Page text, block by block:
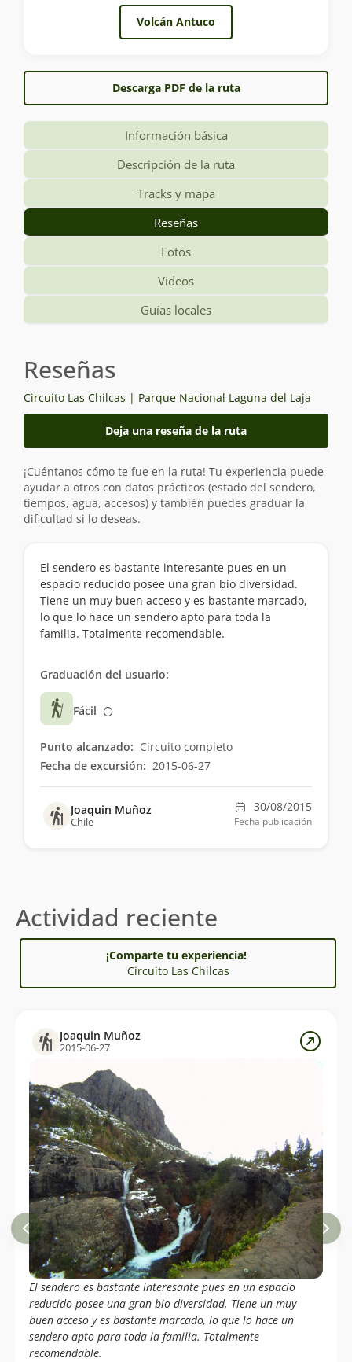
Volcán Antuco
Descarga PDF de la ruta
Información básica
Descripción de la ruta
Tracks y mapa
Reseñas
Fotos
Videos
Guías locales
Reseñas
Circuito Las Chilcas | Parque Nacional Laguna del Laja
Deja una reseña de la ruta
¡Cuéntanos cómo te fue en la ruta! Tu experiencia puede
ayudar a otros con datos prácticos (estado del sendero,
tiempos, agua, accesos) y también puedes graduar la
dificultad si lo deseas.
El sendero es bastante interesante pues en un
espacio reducido posee una gran bio diversidad.
Tiene un muy buen acceso y es bastante marcado,
lo que lo hace un sendero apto para toda la
familia. Totalmente recomendable.
Graduación del usuario:
Fácil
Punto alcanzado: Circuito completo
Fecha de excursión: 2015-06-27
Joaquin Muñoz
Chile
30/08/2015
Fecha publicación
Actividad reciente
¡Comparte tu experiencia!
Circuito Las Chilcas
Joaquin Muñoz
2015-06-27
El sendero es bastante interesante pues en un espacio
reducido posee una gran bio diversidad. Tiene un muy
buen acceso y es bastante marcado, lo que lo hace un
sendero apto para toda la familia. Totalmente
recomendable.